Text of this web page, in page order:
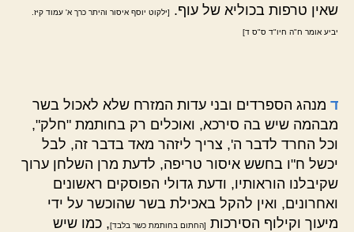
שאין טרפות בכוליא של עוף.
[ילקוט יוסף איסור והיתר כרך א' עמוד קיז.
יביע אומר ח"ה חיו"ד ס"ס ד]
ד מנהג הספרדים ובני עדות המזרח שלא לאכול בשר
מבהמה שיש בה סירכא, ואוכלים רק בחותמת "חלק",
וכל החרד לדבר ה', צריך ליזהר מאד בדבר זה, לבל
יכשל ח"ו בחשש איסור טריפה, לדעת מרן השלחן ערוך
שקיבלנו הוראותיו, ודעת גדולי הפוסקים ראשונים
ואחרונים, ואין להקל באכילת בשר שהוכשר על ידי
מיעוך וקילוף הסירכות [החתום בחותמת כשר בלבד], כמו שיש